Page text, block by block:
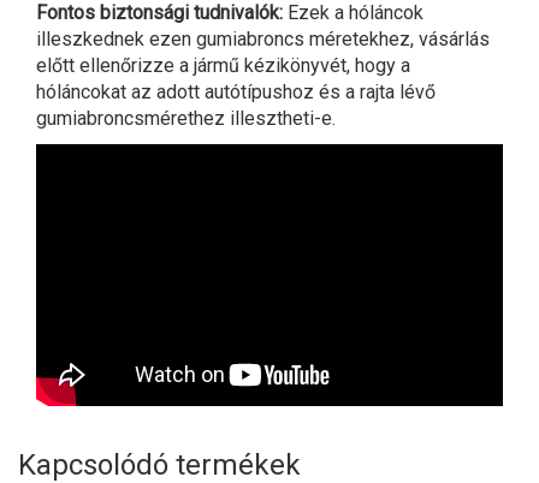
Fontos biztonsági tudnivalók: Ezek a hóláncok
illeszkednek ezen gumiabroncs méretekhez, vásárlás
előtt ellenőrizze a jármű kézikönyvét, hogy a
hóláncokat az adott autótípushoz és a rajta lévő
gumiabroncsmérethez illesztheti-e.
Kapcsolódó termékek